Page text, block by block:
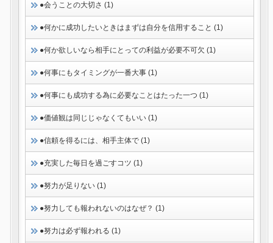
●会うことの大切さ (1)
●何かに成功したいときはまずは自分を信用すること (1)
●何か欲しいなら相手にとっての利益が必要不可欠 (1)
●何事にもタイミングが一番大事 (1)
●何事にも成功する為に必要なことはたった一つ (1)
●価値観は同じじゃなくてもいい (1)
●信頼を得るには、相手主体で (1)
●充実した毎日を過ごすコツ (1)
●努力が足りない (1)
●努力しても報われないのはなぜ？ (1)
●努力は必ず報われる (1)